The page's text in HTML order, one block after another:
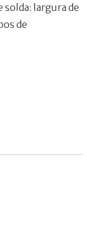
largura de
de